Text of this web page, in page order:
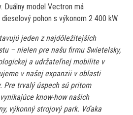
Duálny model Vectron má
pohon s výkonom 2 400 kW.
jeden z najdôležitejších
– nielen pre našu firmu Swietelsky,
a udržateľnej mobilite v
v našej expanzii v oblasti
Pre trvalý úspech sú pritom
know-how našich
výkonný strojový park. Vďaka